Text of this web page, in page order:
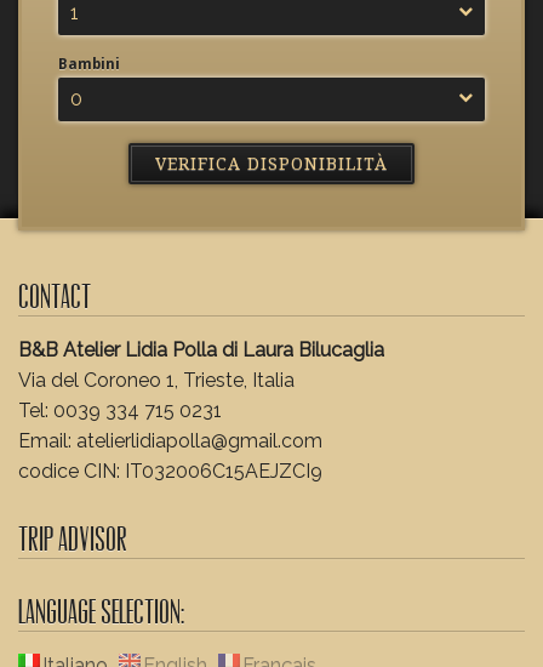
1
Bambini
0
Contact
B&B Atelier Lidia Polla di Laura Bilucaglia
Via del Coroneo 1, Trieste, Italia
Tel: 0039 334 715 0231
Email: atelierlidiapolla@gmail.com
codice CIN: IT032006C15AEJZCI9
Trip Advisor
Language Selection: